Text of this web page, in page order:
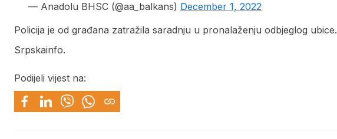
— Anadolu BHSC (@aa_balkans) December 1, 2022
Policija je od građana zatražila saradnju u pronalaženju odbjeglog ubice.
Srpskainfo.
Podijeli vijest na: